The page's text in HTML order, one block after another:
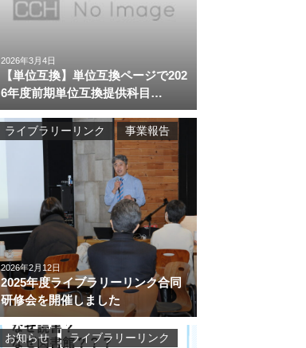
2026年3月4日
【単位互換】単位互換ページで202
6年度前期単位互換提供科目…
2026年2月12日
2025年度ライブラリーリンク合同
研修会を開催しました
ライブラリーリンク 事業報告
お知らせ ライブラリーリンク